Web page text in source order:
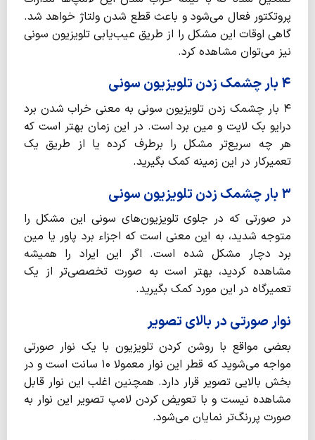
پروتکتور فعال می‌شود و باعث قطع شدن ولتاژ خواهد شد.
گاهی اوقات این مشکل را از طریق عیب‌یابی تلویزیون سونی
نیز می‌توان مشاهده کرد.
۴ بار چشمک زدن تلویزیون سونی
۴ بار چشمک زدن تلویزیون سونی به معنی خراب شدن برد
درایو بک لایت و مین برد است. در این زمان بهتر است که
هر چه سریع‌تر مشکل را برطرف کرده یا از طریق یک
تعمیرکار در این زمینه کمک بگیرید.
۳ بار چشمک زدن تلویزیون سونی
در صورتی که در جلوی تلویزیون‌های سونی این مشکل را
متوجه شدید، به این معنی است که اجزاء برد پاور یا مین
برد دچار مشکل شده است. اگر این ایراد را همیشه
مشاهده کردید، بهتر است به صورت تخصصی‌تر از یک
تعمیرگاه در این مورد کمک بگیرید.
نوار صورتی در بالای تصویر
بعضی مواقع با روشن کردن تلویزیون با یک نوار صورتی
مواجه می‌شوید که قطر این نوار معمولا ۱۰ سانت است و در
بخش بالایی تصویر قرار دارد. همچنین اغلب این نوار قابل
مشاهده نیست و با تعویض کردن لامپ تصویر این نوار به
صورت پررنگ‌تر نمایان می‌شود.